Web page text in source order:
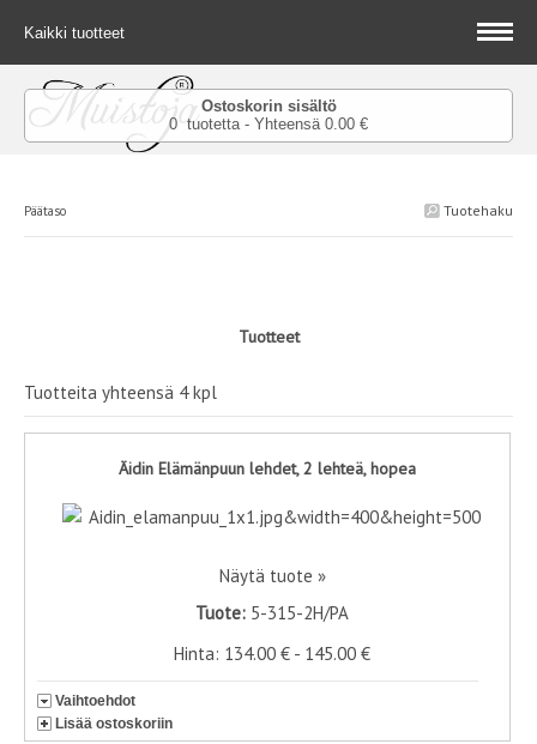
Kaikki tuotteet
Ostoskorin sisältö
0 tuotetta - Yhteensä 0.00 €
Tuotehaku
Päätaso
Tuotteet
Tuotteita yhteensä 4 kpl
Äidin Elämänpuun lehdet, 2 lehteä, hopea
Näytä tuote »
Tuote: 5-315-2H/PA
Hinta: 134.00 € - 145.00 €
Vaihtoehdot
Lisää ostoskoriin